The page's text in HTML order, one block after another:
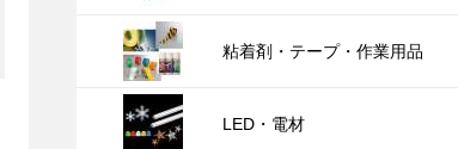
粘着剤・テープ・作業用品
LED・電材